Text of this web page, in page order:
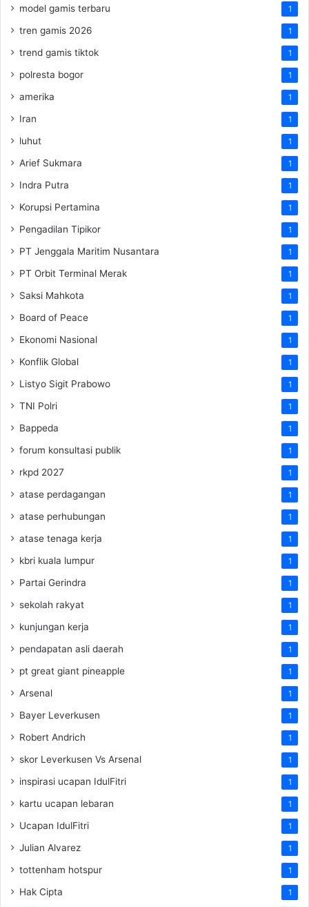
model gamis terbaru 1
tren gamis 2026 1
trend gamis tiktok 1
polresta bogor 1
amerika 1
Iran 1
luhut 1
Arief Sukmara 1
Indra Putra 1
Korupsi Pertamina 1
Pengadilan Tipikor 1
PT Jenggala Maritim Nusantara 1
PT Orbit Terminal Merak 1
Saksi Mahkota 1
Board of Peace 1
Ekonomi Nasional 1
Konflik Global 1
Listyo Sigit Prabowo 1
TNI Polri 1
Bappeda 1
forum konsultasi publik 1
rkpd 2027 1
atase perdagangan 1
atase perhubungan 1
atase tenaga kerja 1
kbri kuala lumpur 1
Partai Gerindra 1
sekolah rakyat 1
kunjungan kerja 1
pendapatan asli daerah 1
pt great giant pineapple 1
Arsenal 1
Bayer Leverkusen 1
Robert Andrich 1
skor Leverkusen Vs Arsenal 1
inspirasi ucapan IdulFitri 1
kartu ucapan lebaran 1
Ucapan IdulFitri 1
Julian Alvarez 1
tottenham hotspur 1
Hak Cipta 1